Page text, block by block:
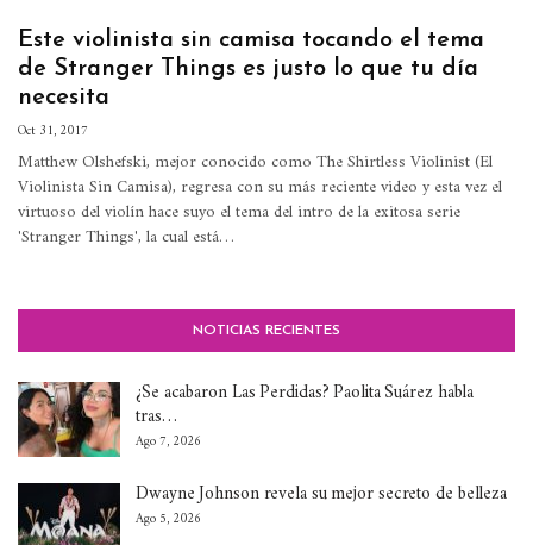
Este violinista sin camisa tocando el tema
de Stranger Things es justo lo que tu día
necesita
Oct 31, 2017
Matthew Olshefski, mejor conocido como The Shirtless Violinist (El
Violinista Sin Camisa), regresa con su más reciente video y esta vez el
virtuoso del violín hace suyo el tema del intro de la exitosa serie
'Stranger Things', la cual está…
NOTICIAS RECIENTES
¿Se acabaron Las Perdidas? Paolita Suárez habla
tras…
Ago 7, 2026
Dwayne Johnson revela su mejor secreto de belleza
Ago 5, 2026